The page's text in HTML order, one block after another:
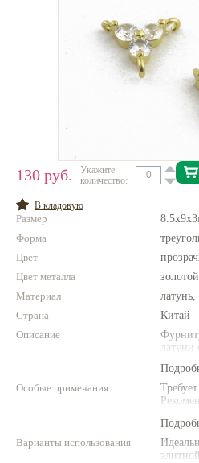
Шнуры, ленты, нитки
По темам и сезонам
Нетемнеющая
Проволока
Натуральные камни
Каталог
Фотофорум
130 руб.
Укажите
количество:
В кладовую
Размер
Форма
Цвет
Цвет металла
золотой
Материал
Страна
Китай
Описание
Особые примечания
Варианты использования